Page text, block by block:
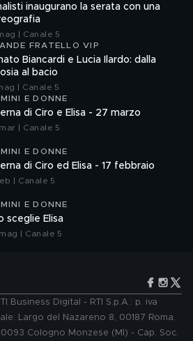
inaugurano la serata con una
| Canale 5
FRATELLO VIP
Biancardi e Lucia Ilardo: dalla
al bacio
| Canale 5
E DONNE
di Ciro e Elisa - 27 marzo
| Canale 5
E DONNE
di Ciro ed Elisa - 17 febbraio
| Canale 5
E DONNE
sceglie Elisa
| Canale 5
Business Digital - RTI S.p.A.: p. iva
Largo del Nazareno 8, 00187 Roma.
Cologno Monzese (MI) - Cap. Soc.